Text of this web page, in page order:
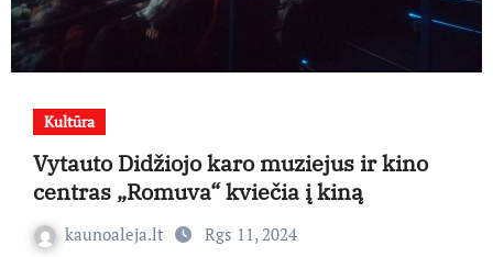
Kultūra
Vytauto Didžiojo karo muziejus ir kino
centras „Romuva“ kviečia į kiną
kaunoaleja.lt Rgs 11, 2024